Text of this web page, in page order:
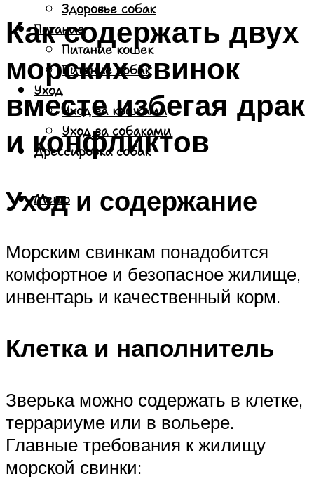
Здоровье собак
Питание
Питание кошек
Питание собак
Уход
Уход за кошками
Уход за собаками
Дрессировка собак
Меню
Как содержать двух
морских свинок
вместе избегая драк
и конфликтов
Уход и содержание
Морским свинкам понадобится
комфортное и безопасное жилище,
инвентарь и качественный корм.
Клетка и наполнитель
Зверька можно содержать в клетке,
террариуме или в вольере.
Главные требования к жилищу
морской свинки: